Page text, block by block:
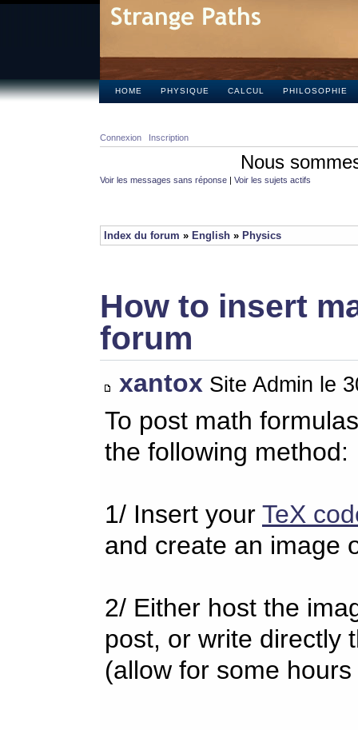
HOME PHYSIQUE CALCUL PHILOSOPHIE
Connexion Inscription
Nous
Voir les messages sans réponse | Voir les sujets actifs
Index du forum » English » Physics
How to insert
forum
xantox Site Admin le
To post math
the following method:
1/ Insert your TeX
and create an image
2/ Either host the
post, or write directly
(allow for some